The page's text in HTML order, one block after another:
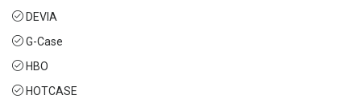
DEVIA
G-Case
HBO
HOTCASE